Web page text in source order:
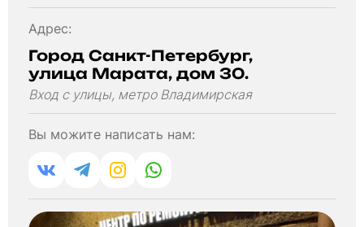
Адрес:
Город Санкт-Петербург,
улица Марата, дом 30.
Вход с улицы, метро Владимирская
Вы можите написать нам: